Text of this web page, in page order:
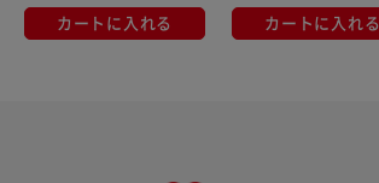
カートに入れる カートに入れる